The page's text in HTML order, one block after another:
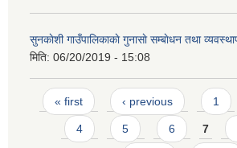
सुनकाेशी गाउँपालिकाकाे गुनासाे सम्बाेधन तथा
मिति: 06/20/2019 - 15:08
Pages
« first ‹ previous 1
4 5 6 7